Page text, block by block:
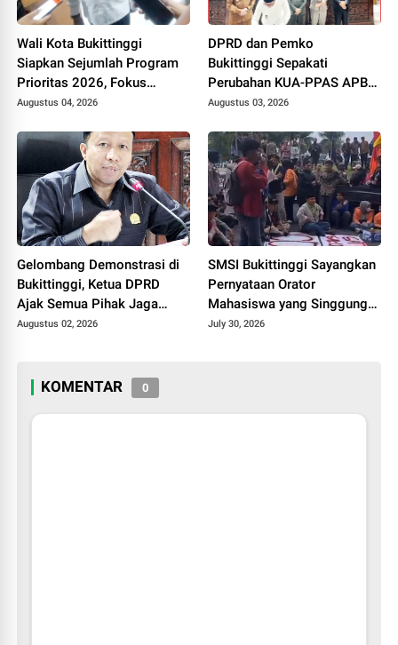
Wali Kota Bukittinggi
Siapkan Sejumlah Program
Prioritas 2026, Fokus
Pendidikan, Pariwisata, dan
Augustus 04, 2026
DPRD dan Pemko
Bukittinggi Sepakati
Perubahan KUA-PPAS APBD
2026, Jadi Dasar
APBD
Augustus 03, 2026
Gelombang Demonstrasi di
Bukittinggi, Ketua DPRD
Ajak Semua Pihak Jaga
Kondusivitas.
Augustus 02, 2026
SMSI Bukittinggi Sayangkan
Pernyataan Orator
Mahasiswa yang Singgung
Wartawan Saat Aksi
July 30, 2026
KOMENTAR 0